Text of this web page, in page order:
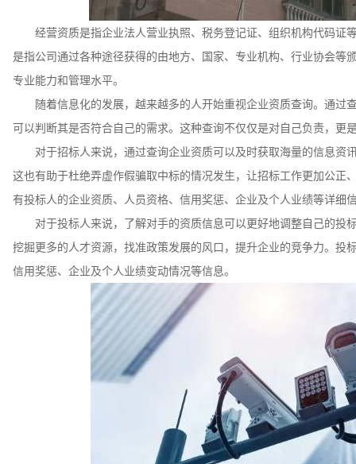
经营资质是指企业法人营业执照、税务登记证、组织机构代码证
是指公司通过各种途径获得的由地方、国家、专业机构、行业协会等
专业能力和管理水平。
随着信息化的发展，越来越多的人开始重视企业资质查询。通
可以判断其是否符合自己的需求。这种查询不仅仅是对自己负责，更
对于招标人来说，通过查询企业资质可以及时获取海量的信息
这也有助于杜绝弄虚作假骗取中标的情况发生，让招标工作更加公正
有投标人的企业资质、人员资格、信用奖惩、企业及个人业绩等详细
对于投标人来说，了解对手的资质信息可以更好地调整自己的
挖掘更多的人才资源，找准政策发展的风口，提升企业的竞争力。投
信用奖惩、企业及个人业绩变动情况等信息。